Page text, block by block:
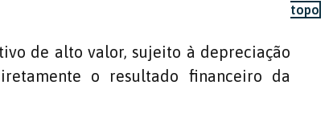
de alto valor, sujeito à depreciação
o resultado financeiro da
topo